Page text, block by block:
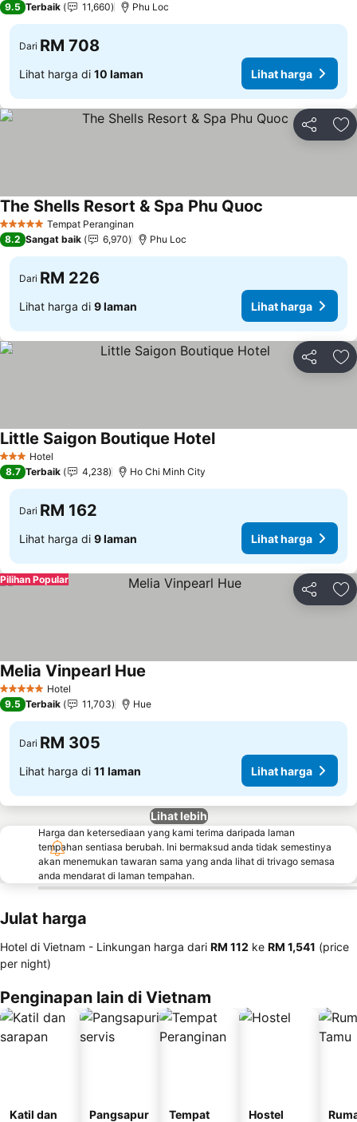
9.5 Terbaik 11,660 Phu Loc
Dari RM 708
Lihat harga di 10 laman Lihat harga
Kongsi
5 Bintang Tempat Peranginan
The Shells Resort & Spa Phu Quoc
8.2 Sangat baik 6,970 Phu Loc
Dari RM 226
Lihat harga di 9 laman Lihat harga
Kongsi
3 BintangHotel
Little Saigon Boutique Hotel
8.7 Terbaik 4,238 Ho Chi Minh City
Dari RM 162
Lihat harga di 9 laman Lihat harga
Kongsi
Pilihan Popular
5 Bintang Hotel
Melia Vinpearl Hue
9.5 Terbaik 11,703 Hue
Dari RM 305
Lihat harga di 11 laman Lihat harga
Lihat lebih
Harga dan ketersediaan yang kami terima daripada laman
tempahan sentiasa berubah. Ini bermaksud anda tidak semestinya
akan menemukan tawaran sama yang anda lihat di trivago semasa
anda mendarat di laman tempahan.
Julat harga
Hotel di Vietnam - Linkungan harga dari ‎RM 112 ke ‎RM 1,541 (price
per night)
Penginapan lain di Vietnam
Katil dan
Pangsapur
Tempat
Hostel